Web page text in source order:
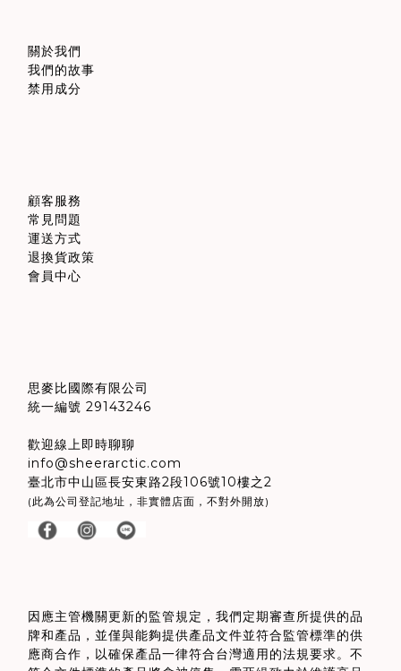
關於我們
我們的故事
禁用成分
顧客服務
常見問題
運送方式
退換貨政策
會員中心
思麥比國際有限公司
統一編號 29143246
歡迎線上即時聊聊
info@sheerarctic.com
臺北市中山區長安東路2段106號10樓之2
(此為公司登記地址，非實體店面，不對外開放)
因應主管機關更新的監管規定，我們定期審查所提供的品
牌和產品 ， 並僅與能夠提供產品文件並符合監管標準的供
應商合作，以確保產品一律符合台灣適用的法規要求。不